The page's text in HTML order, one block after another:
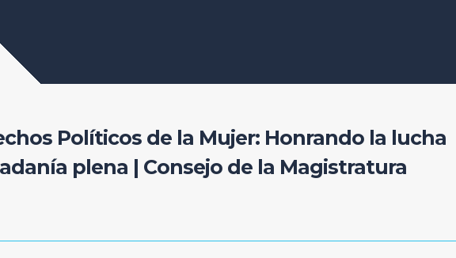
Políticos de la Mujer: Honrando la lucha
plena | Consejo de la Magistratura